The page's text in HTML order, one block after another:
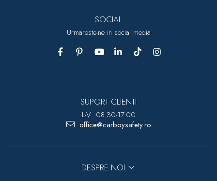
SOCIAL
Urmareste-ne in social media
SUPORT CLIENTI
L-V: 08.30-17.00
office@carboysafety.ro
DESPRE NOI